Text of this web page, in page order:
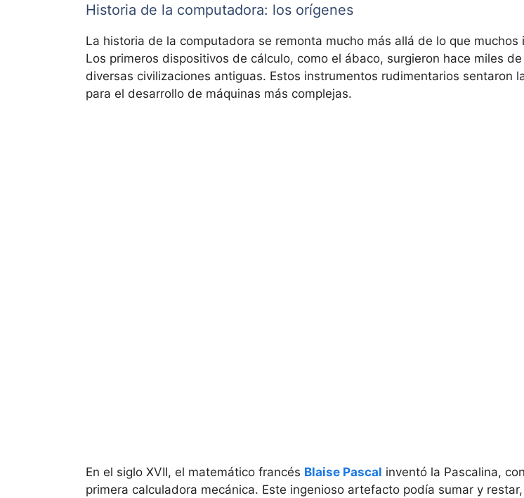
Historia de la computadora: los orígenes
La historia de la computadora se remonta mucho más allá de lo que muchos
Los primeros dispositivos de cálculo, como el ábaco, surgieron hace miles
diversas civilizaciones antiguas. Estos instrumentos rudimentarios sentaron
para el desarrollo de máquinas más complejas.
En el siglo XVII, el matemático francés Blaise Pascal inventó la Pascalina,
primera calculadora mecánica. Este ingenioso artefacto podía sumar y